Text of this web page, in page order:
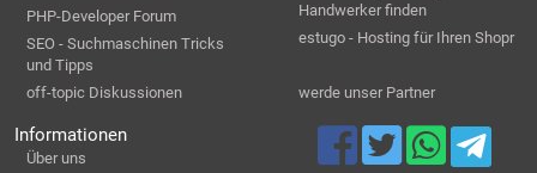
PHP-Developer Forum
SEO - Suchmaschinen Tricks
und Tipps
off-topic Diskussionen
Handwerker finden
estugo - Hosting für Ihren Shopr
werde unser Partner
Informationen
Über uns